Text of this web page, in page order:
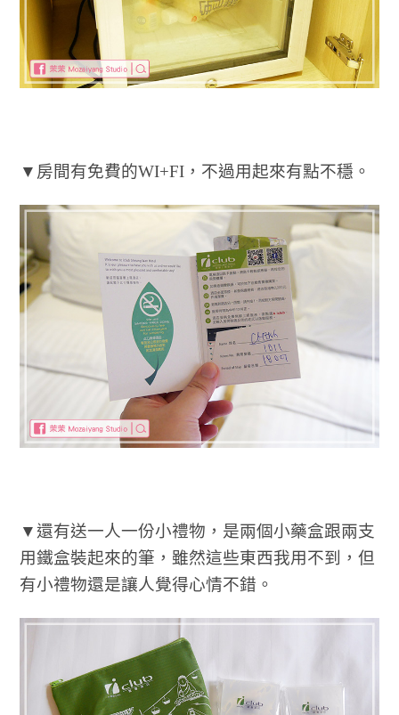
▼房間有免費的WI+FI，不過用起來有點不穩。
▼還有送一人一份小禮物，是兩個小藥盒跟兩支
用鐵盒裝起來的筆，雖然這些東西我用不到，但
有小禮物還是讓人覺得心情不錯。